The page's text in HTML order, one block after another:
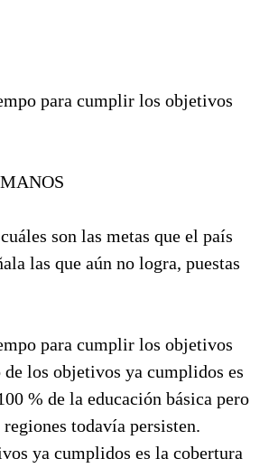
para cumplir los objetivos
son las metas que el país
las que aún no logra, puestas
para cumplir los objetivos
los objetivos ya cumplidos es
% de la educación básica pero
todavía persisten.
ya cumplidos es la cobertura